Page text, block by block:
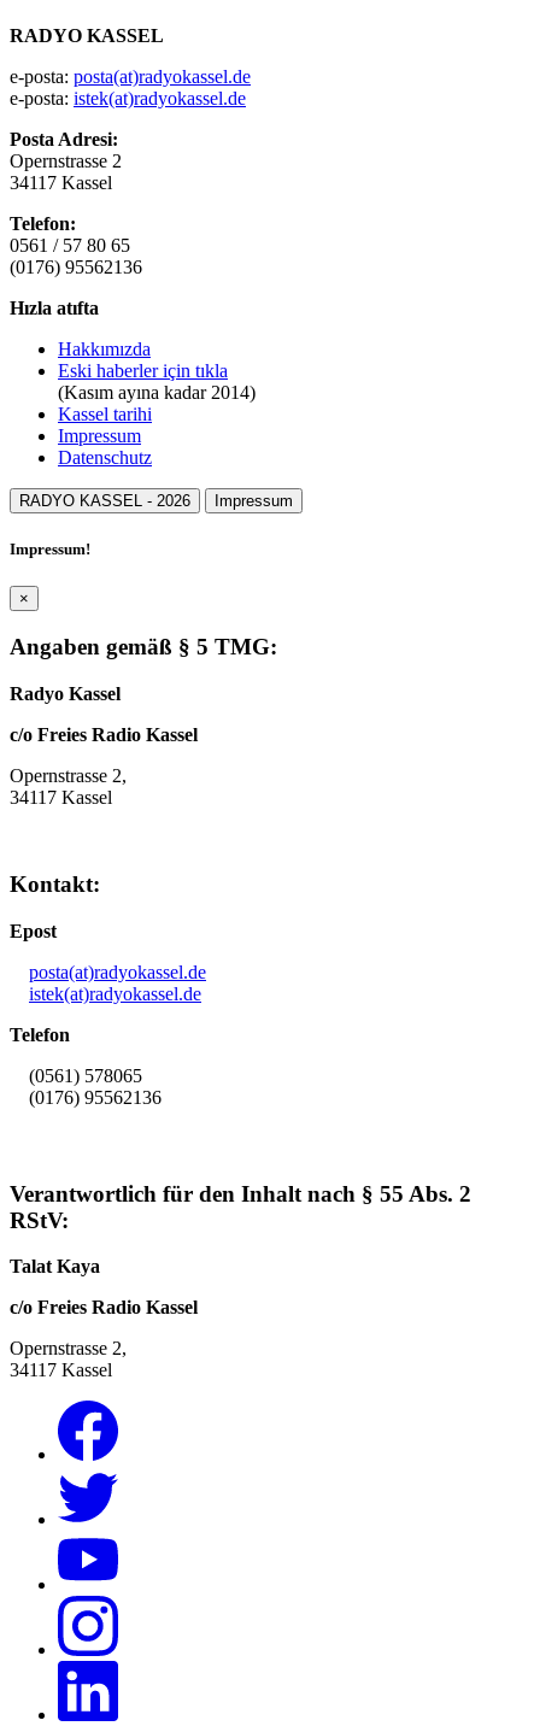
RADYO KASSEL
e-posta: posta(at)radyokassel.de
e-posta: istek(at)radyokassel.de
Posta Adresi:
Opernstrasse 2
34117 Kassel
Telefon:
0561 / 57 80 65
(0176) 95562136
Hızla atıfta
Hakkımızda
Eski haberler için tıkla
(Kasım ayına kadar 2014)
Kassel tarihi
Impressum
Datenschutz
RADYO KASSEL - 2026 Impressum
Impressum!
×
Angaben gemäß § 5 TMG:
Radyo Kassel
c/o Freies Radio Kassel
Opernstrasse 2,
34117 Kassel
Kontakt:
Epost
posta(at)radyokassel.de
istek(at)radyokassel.de
Telefon
(0561) 578065
(0176) 95562136
Verantwortlich für den Inhalt nach § 55 Abs. 2
RStV:
Talat Kaya
c/o Freies Radio Kassel
Opernstrasse 2,
34117 Kassel